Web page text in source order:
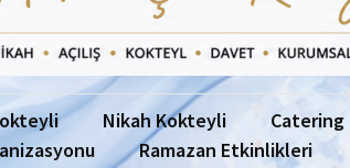
Nikah Kokteyli
Ramazan Etkinlikleri